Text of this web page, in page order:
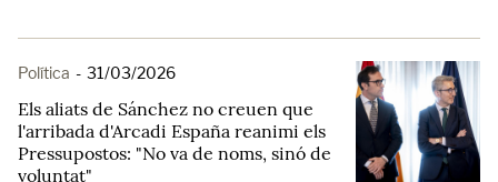
Política - 31/03/2026
Els aliats de Sánchez no creuen que
l'arribada d'Arcadi España reanimi els
Pressupostos: "No va de noms, sinó de
voluntat"